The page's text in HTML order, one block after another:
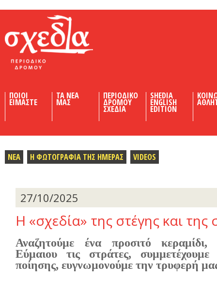
ΠΟΙΟΙ
ΕΙΜΑΣΤΕ
ΤΑ ΝΕΑ
ΜΑΣ
ΠΕΡΙΟΔΙΚΟ
ΔΡΟΜΟΥ
ΣΧΕΔΙΑ
SHEDIA
ENGLISH
EDITION
ΝΕΑ Η ΦΩΤΟΓΡΑΦΙΑ ΤΗΣ ΗΜΕΡΑΣ VIDEOS
27/10/2025
Η «σχεδία» της στέγης και της
Αναζητούμε ένα προσιτό κεραμίδι,
Εύμαιου τις στράτες,
ποίησης, ευγνωμονούμε την τρυφερή